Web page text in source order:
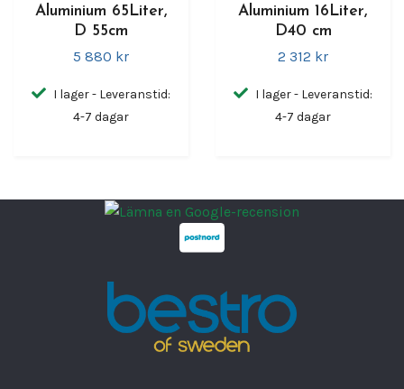
Aluminium 65Liter,
D 55cm
5 880 kr
I lager - Leveranstid:
4-7 dagar
Aluminium 16Liter,
D40 cm
2 312 kr
I lager - Leveranstid:
4-7 dagar